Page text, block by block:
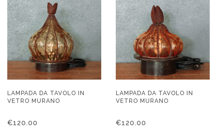
LAMPADA DA TAVOLO IN
VETRO MURANO
€120.00
LAMPADA DA TAVOLO IN
VETRO MURANO
€120.00